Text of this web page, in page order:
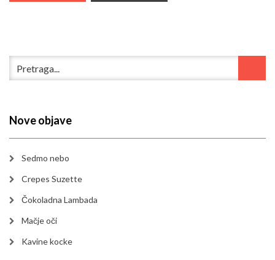
Nove objave
Sedmo nebo
Crepes Suzette
Čokoladna Lambada
Mačje oči
Kavine kocke